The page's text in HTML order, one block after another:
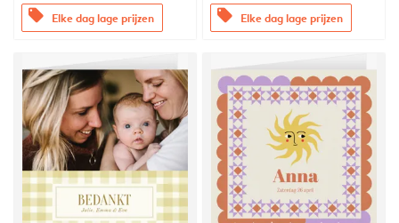
offers Elke dag lage prijzen offers Elke dag lage prijzen